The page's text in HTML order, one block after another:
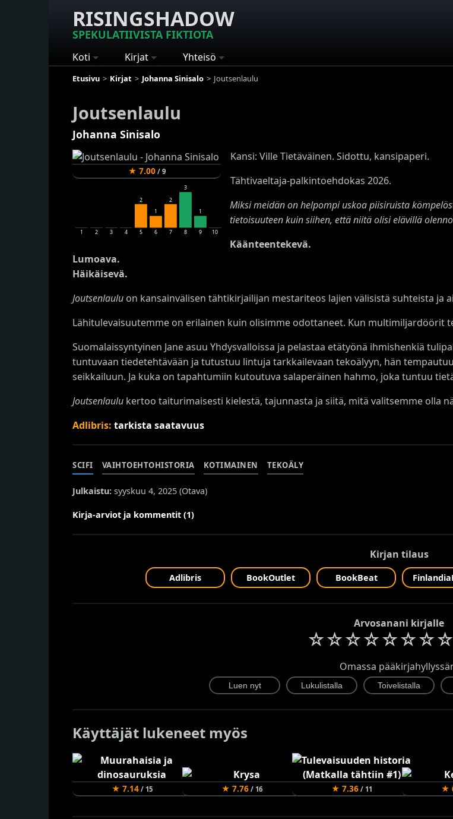
RISINGSHADOW
SPEKULATIIVISTA FIKTIOTA
Koti Kirjat Yhteisö
Etusivu Kirjat Johanna Sinisalo Joutsenlaulu
Joutsenlaulu
Johanna Sinisalo
★ 7.00/ 9
1 2 3 4
2
5
1
6
2
7
3
8
1
9 10
Kansi: Ville Tietäväinen. Sidottu, kansipaperi.
Tähtivaeltaja-palkintoehdokas 2026.
Miksi meidän on helpompi uskoa piisiruista
tietoisuuteen kuin siihen, että niitä olisi elävillä
Käänteentekevä.
Lumoava.
Häikäisevä.
Joutsenlaulu on kansainvälisen tähtikirjailijan mestariteos lajien välisistä suhteista ja
Lähitulevaisuutemme on erilainen kuin olisimme odottaneet. Kun multimiljardöörit
Suomalaissyntyinen Jane asuu Yhdysvalloissa ja pelastaa etätyönä ihmishenkiä
tuntuvaan tiedetehtävään ja tutustuu lintuja tarkkailevaan tekoälyyn, hän
seikkailuun. Ja kuka on tapahtumiin kutoutuva salaperäinen hahmo, joka tuntuu
Joutsenlaulu kertoo taiturimaisesti kielestä, tajunnasta ja siitä, mitä valitsemme olla
Adlibris: tarkista saatavuus
SCIFI VAIHTOEHTOHISTORIA KOTIMAINEN TEKOÄLY
Julkaistu: syyskuu 4, 2025 (Otava)
Kirja-arviot ja kommentit (1)
Kirjan tilaus
Adlibris BookOutlet BookBeat
Arvosanani kirjalle
☆☆☆☆☆☆☆☆
Omassa
Käyttäjät lukeneet myös
★ 7.14/ 15 ★ 7.76/ 16 ★ 7.36/ 11 ★